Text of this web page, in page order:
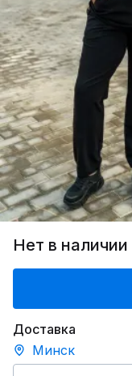
Нет в наличии
Доставка
Минск